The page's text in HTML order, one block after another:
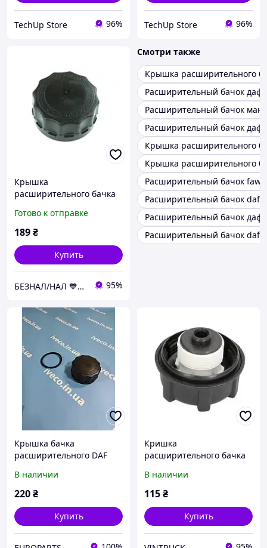
TechUp Store 96% TechUp Store 96%
Крышка
расширительного бачка
SAMPA 080.061
(5516031803, 1685352)
Готово к отправке
189₴
Купить
БЕЗНАЛ/НАЛ 💙💛 ДАЛЬНОБОЙЩИК 🚚 95%
Смотри также
Крышка расширительного
Расширительный бачок даф
Расширительный бачок ман
Расширительный бачок даф
Крышка расширительного
Крышка расширительного
Расширительный бачок faw
Расширительный бачок daf
Расширительный бачок даф
Расширительный бачок daf
Крышка бачка
расширительного DAF
76381CNT
В наличии
220₴
Купить
Кришка
расширительного бачка
В наличии
115₴
Купить